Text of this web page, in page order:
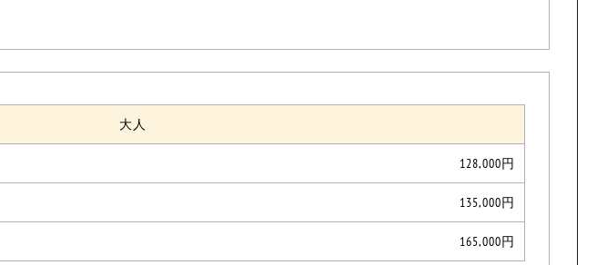
大人
128,000円
135,000円
165,000円